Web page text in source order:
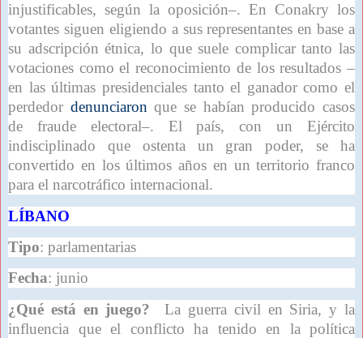
injustificables, según la oposición–. En Conakry los
votantes siguen eligiendo a sus representantes en base a
su adscripción étnica, lo que suele complicar tanto las
votaciones como el reconocimiento de los resultados –
en las últimas presidenciales tanto el ganador como el
perdedor denunciaronque se habían producido casos
de fraude electoral–. El país, con un Ejército
indisciplinado que ostenta un gran poder, se ha
convertido en los últimos años en un territorio franco
para el narcotráfico internacional.
LÍBANO
Tipo: parlamentarias
Fecha: junio
¿Qué está en juego? La guerra civil en Siria, y la
influencia que el conflicto ha tenido en la política